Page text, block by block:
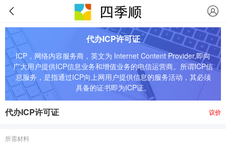
代办ICP许可证
ICP，网络内容服务商，英文为 Internet Content Provider,即向
广大用户提供ICP信息业务和增值业务的电信运营商。所谓ICP信
息服务，是指通过ICP向上网用户提供信息的服务活动，其必须
具备的证书即为ICP证。
代办ICP许可证 议价
所需材料